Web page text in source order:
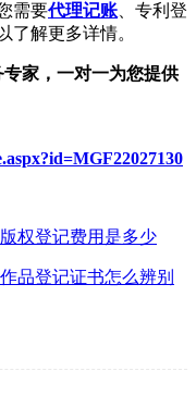
需要代理记账 、专利登
了解更多详情。
专家，一对一为您提供
权登记费用是多少
品登记证书怎么辨别